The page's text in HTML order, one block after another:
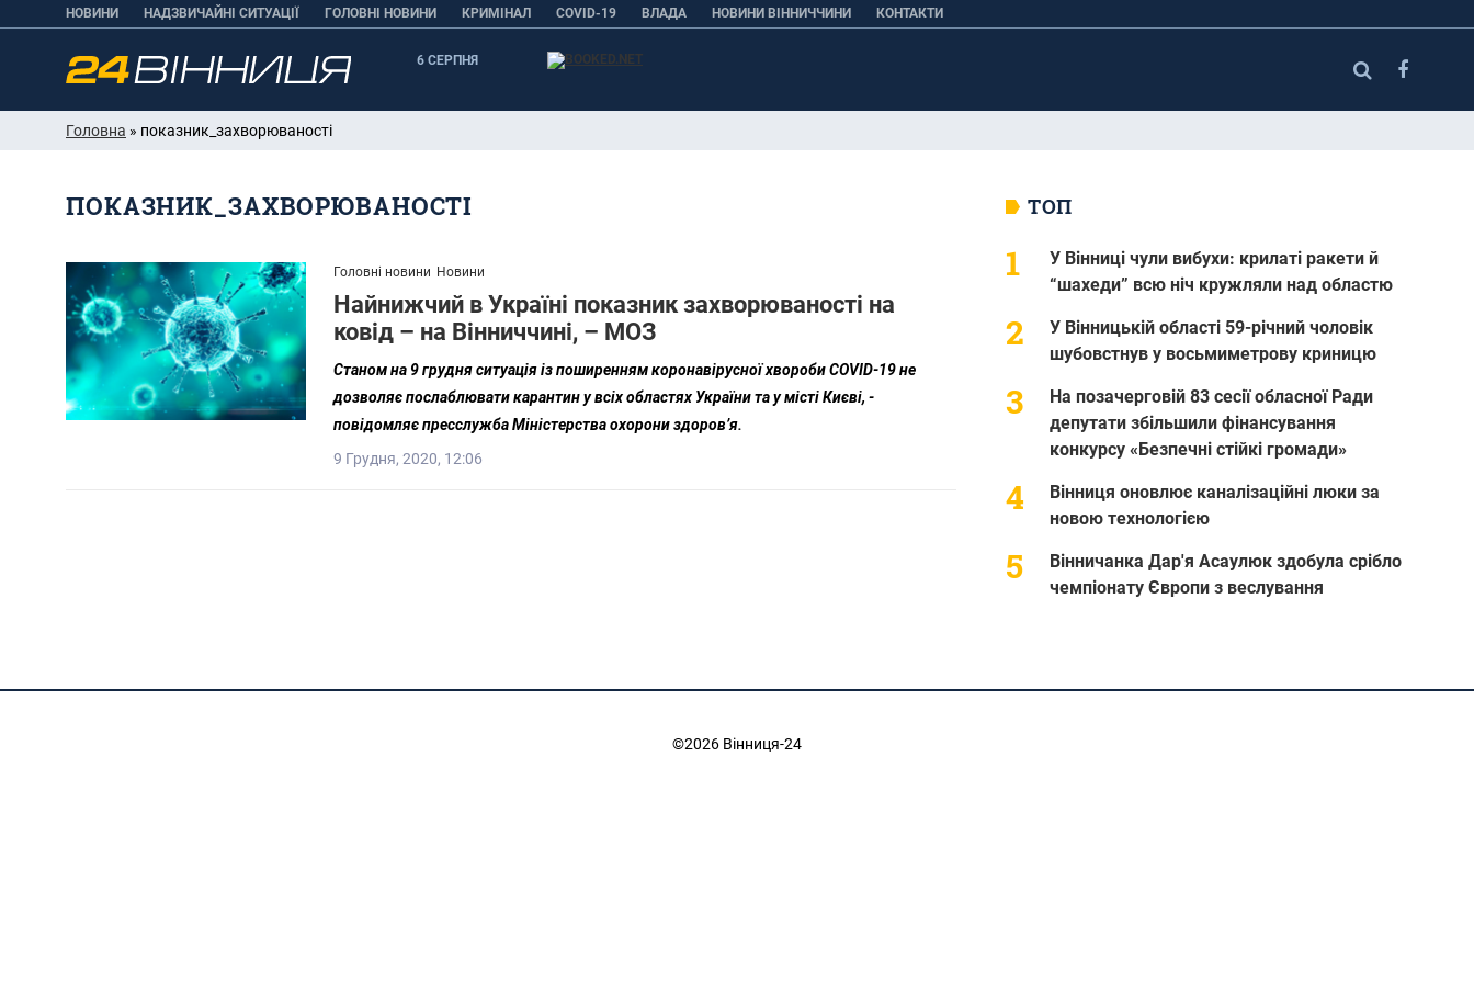
НОВИНИ НАДЗВИЧАЙНІ СИТУАЦІЇ ГОЛОВНІ НОВИНИ КРИМІНАЛ COVID-19 ВЛАДА НОВИНИ ВІННИЧЧИНИ КОНТАКТИ
6 СЕРПНЯ
Головна » показник_захворюваності
ПОКАЗНИК_ЗАХВОРЮВАНОСТІ
Головні новини Новини
Найнижчий в Україні показник захворюваності на
ковід – на Вінниччині, – МОЗ
Станом на 9 грудня ситуація із поширенням коронавірусної хвороби COVID-19 не
дозволяє послаблювати карантин у всіх областях України та у місті Києві, -
повідомляє пресслужбаМіністерства охорони здоров’я.
9 Грудня, 2020, 12:06
ТОП
У Вінниці чули вибухи: крилаті ракети й
“шахеди” всю ніч кружляли над областю
У Вінницькій області 59-річний чоловік
шубовстнув у восьмиметрову криницю
На позачерговій 83 сесії обласної Ради
депутати збільшили фінансування
конкурсу «Безпечні стійкі громади»
Вінниця оновлює каналізаційні люки за
новою технологією
Вінничанка Дар'я Асаулюк здобула срібло
чемпіонату Європи з веслування
©2026 Вінниця-24